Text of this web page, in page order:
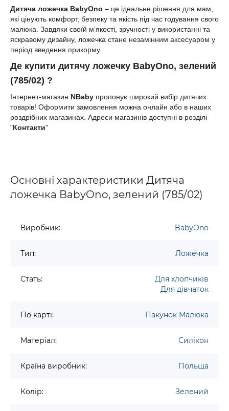
Дитяча ложечка BabyOno – це ідеальне рішення для мам,
які цінують комфорт, безпеку та якість під час годування свого
малюка. Завдяки своїй м’якості, зручності у використанні та
яскравому дизайну, ложечка стане незамінним аксесуаром у
період введення прикорму.
Де купити дитячу ложечку BabyOno, зелений
(785/02) ?
Інтернет-магазин NBaby пропонує широкий вибір дитячих
товарів! Оформити замовлення можна онлайн або в наших
роздрібних магазинах. Адреси магазинів доступні в розділі
"Контакти"
Основні характеристики Дитяча
ложечка BabyOno, зелений (785/02)
Виробник: BabyOno
Тип: Ложечка
Стать:
Для хлопчиків
Для дівчаток
По карті: Пакунок Малюка
Матеріал: Силікон
Країна виробник: Польща
Колір: Зелений